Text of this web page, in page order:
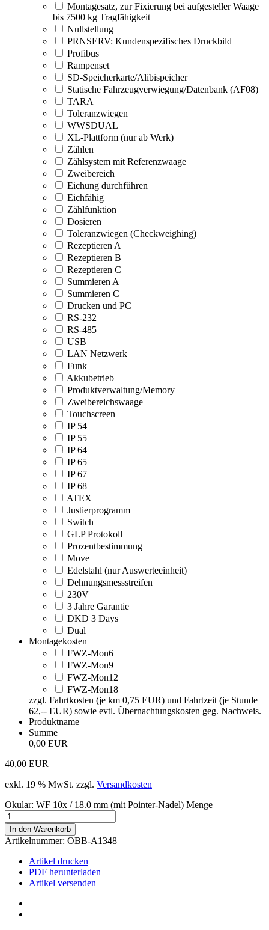
Montagesatz, zur Fixierung bei aufgesteller Waage
bis 7500 kg Tragfähigkeit
Nullstellung
PRNSERV: Kundenspezifisches Druckbild
Profibus
Rampenset
SD-Speicherkarte/Alibispeicher
Statische Fahrzeugverwiegung/Datenbank (AF08)
TARA
Toleranzwiegen
WWSDUAL
XL-Plattform (nur ab Werk)
Zählen
Zählsystem mit Referenzwaage
Zweibereich
Eichung durchführen
Eichfähig
Zählfunktion
Dosieren
Toleranzwiegen (Checkweighing)
Rezeptieren A
Rezeptieren B
Rezeptieren C
Summieren A
Summieren C
Drucken und PC
RS-232
RS-485
USB
LAN Netzwerk
Funk
Akkubetrieb
Produktverwaltung/Memory
Zweibereichswaage
Touchscreen
IP 54
IP 55
IP 64
IP 65
IP 67
IP 68
ATEX
Justierprogramm
Switch
GLP Protokoll
Prozentbestimmung
Move
Edelstahl (nur Auswerteeinheit)
Dehnungsmessstreifen
230V
3 Jahre Garantie
DKD 3 Days
Dual
Montagekosten
FWZ-Mon6
FWZ-Mon9
FWZ-Mon12
FWZ-Mon18
zzgl. Fahrtkosten (je km 0,75 EUR) und Fahrtzeit (je Stunde
62,-- EUR) sowie evtl. Übernachtungskosten geg. Nachweis.
Produktname
Summe
0,00 EUR
40,00 EUR
exkl. 19 % MwSt. zzgl. Versandkosten
Okular: WF 10x / 18.0 mm (mit Pointer-Nadel) Menge
In den Warenkorb
Artikelnummer: OBB-A1348
Artikel drucken
PDF herunterladen
Artikel versenden